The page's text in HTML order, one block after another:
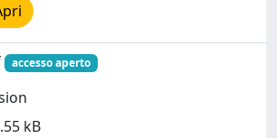
accesso aperto
kB